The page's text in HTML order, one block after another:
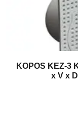
KOPOS KEZ-3
x V x